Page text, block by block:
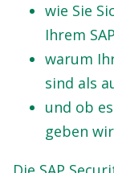
wie Sie
Ihrem
warum
sind als
und ob
geben